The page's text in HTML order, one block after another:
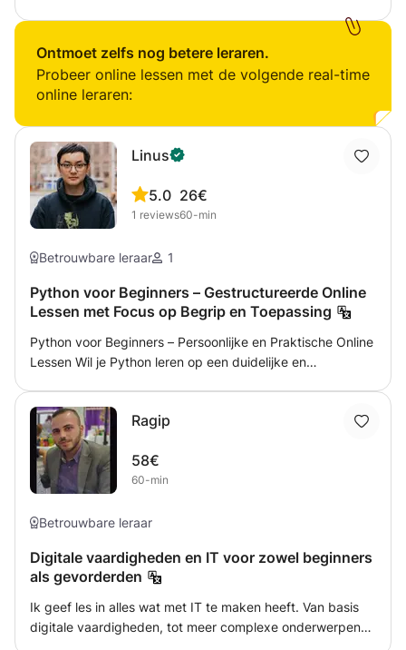
klaar bent met een website bouwen, maar na de tweede
klik zit je al vast. - Wil je een eigen website leren maken?
Vind je het nog spannend om in je eentje te doen? - Wil je
meer weten over welke hosting bedrijf het beste bij je
nodig? - Wil je graag helderheid in hoe een website
gebouwd wordt maar dan zonder vage termen zoals FTP
of css? Ik kan jou leren wat je nodig hebt om hierin
zelfstandig te worden!
Ontmoet zelfs nog betere leraren.
Probeer online lessen met de volgende real-time
online leraren:
Linus
5.0
1 reviews
26€
60-min
Betrouwbare leraar 1
Python voor Beginners – Gestructureerde Online
Lessen met Focus op Begrip en Toepassing
Python voor Beginners – Persoonlijke en Praktische Online
Lessen Wil je Python leren op een duidelijke en
absolute beginner bent of al enige basiskennis hebt, we
werken stap voor stap aan een sterke fundering in
programmeren. Wat behandelen we? Afhankelijk van jouw
startniveau kunnen we werken aan: • Variabelen en
while-loops • Werken met 1D en 2D lijsten • Functies
foutafhandeling • Programmatief denken en
probleemoplossing De inhoud van de lessen wordt
aangepast aan jouw doelen, bijvoorbeeld voor school,
zelfstudie of examenvoorbereiding. Structuur van een les
Ragip
58€
60-min
Betrouwbare leraar
Digitale vaardigheden en IT voor zowel beginners
als gevorderden
Ik geef les in alles wat met IT te maken heeft. Van basis
digitale vaardigheden, tot meer complexe onderwerpen